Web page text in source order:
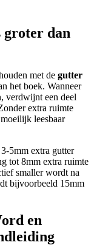
groter dan
met de gutter
het boek. Wanneer
verdwijnt een deel
extra ruimte
leesbaar
5mm extra gutter
tot 8mm extra ruimte
smaller wordt na
bijvoorbeeld 15mm
en